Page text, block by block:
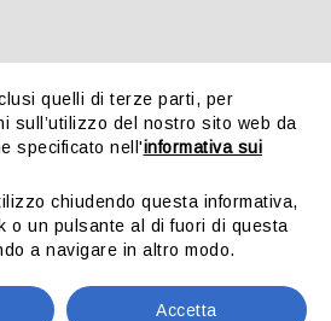
quelli di terze parti, per
sull’utilizzo del nostro sito web da
specificato nell'informativa sui
chiudendo questa informativa,
o un pulsante al di fuori di questa
a navigare in altro modo.
Accetta